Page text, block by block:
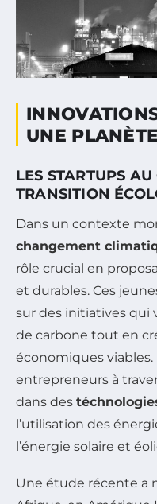
UNE
LES STARTUPS
TRANSITION
Dans un contexte
changement
rôle crucial en
et durables. Ces
sur des initiatives qui
de carbone tout en
économiques viables.
entrepreneurs à
dans des
l’utilisation des
l’énergie solaire et
Une étude récente a